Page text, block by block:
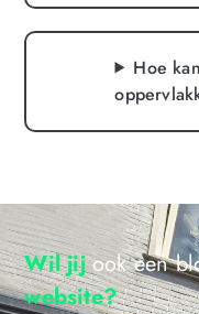
Hoe
Wil jijook een
website?